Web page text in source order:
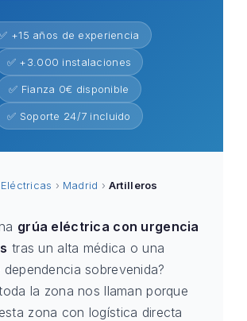
+15 años de experiencia
✅ +3.000 instalaciones
✅ Fianza 0€ disponible
✅ Soporte 24/7 incluido
› Madrid › Artilleros
grúa eléctrica con urgencia
tras un alta médica o una
sobrevenida?
la zona nos llaman porque
zona con logística directa